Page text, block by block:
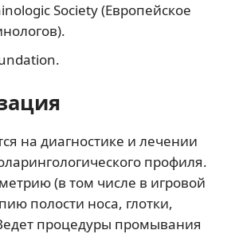
Society (Европейское
на диагностике и лечении
профиля.
(в том числе в игровой
полости носа, глотки,
процедуры промывания